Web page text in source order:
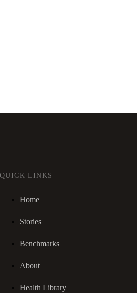
QUICK LINKS
Home
Stories
Benchmarks
About
Health Library